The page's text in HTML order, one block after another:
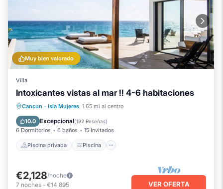
Muy bien valorado
Villa
Intoxicantes vistas al mar !! 4-6 habitaciones
Cancun · Isla Mujeres 1.65 mi al centro
10.0 Excepcional(192 Reseñas)
6 Dormitorios 6 baños 15 Invitados
Piscina privada Piscina
Piscina privada
Piscina
Vista al mar
Balcón/Terraza
€2,128/noche
7 noches - €14,895 VER OFERTA